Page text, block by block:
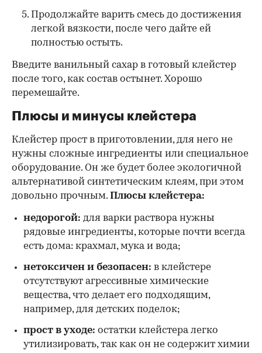
Продолжайте варить смесь до достижения
легкой вязкости, после чего дайте ей
полностью остыть.
Введите ванильный сахар в готовый клейстер
после того, как состав остынет. Хорошо
перемешайте.
Плюсы и минусы клейстера
Клейстер прост в приготовлении, для него не
нужны сложные ингредиенты или специальное
оборудование. Он же будет более экологичной
альтернативой синтетическим клеям, при этом
довольно прочным. Плюсы клейстера:
недорогой: для варки раствора нужны
рядовые ингредиенты, которые почти всегда
есть дома: крахмал, мука и вода;
нетоксичен и безопасен: в клейстере
отсутствуют агрессивные химические
вещества, что делает его подходящим,
например, для детских поделок;
прост в уходе: остатки клейстера легко
утилизировать, так как он не содержит химии